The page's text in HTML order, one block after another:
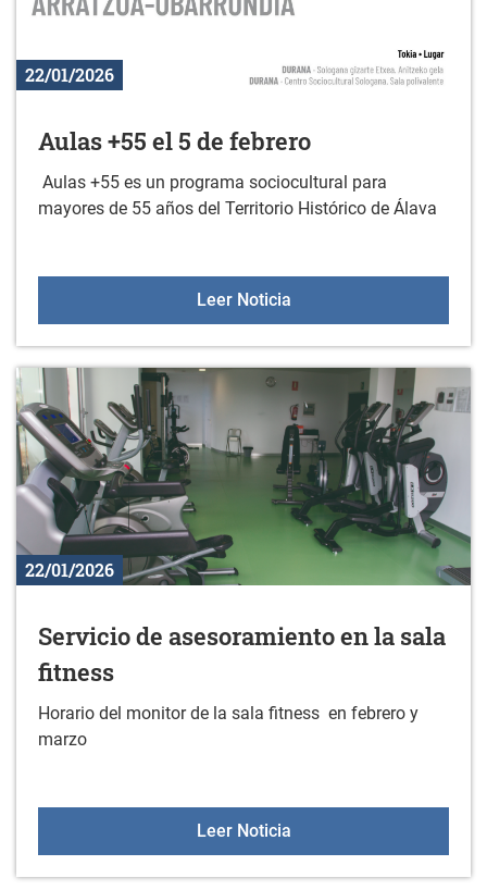
22/01/2026
Aulas +55 el 5 de febrero
Aulas +55 es un programa sociocultural para
mayores de 55 años del Territorio Histórico de Álava
Leer NoticiaAulas +55 el 5 de febrero
22/01/2026
Servicio de asesoramiento en la sala
fitness
Horario del monitor de la sala fitness en febrero y
marzo
Leer NoticiaServicio de